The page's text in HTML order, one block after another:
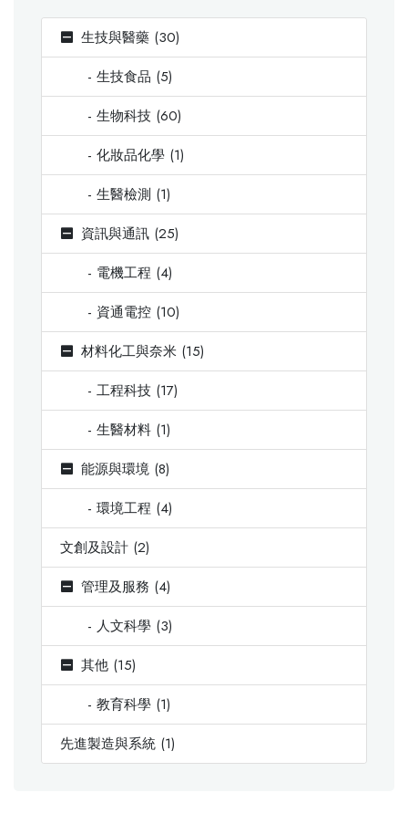
生技與醫藥 (30)
- 生技食品 (5)
- 生物科技 (60)
- 化妝品化學 (1)
- 生醫檢測 (1)
資訊與通訊 (25)
- 電機工程 (4)
- 資通電控 (10)
材料化工與奈米 (15)
- 工程科技 (17)
- 生醫材料 (1)
能源與環境 (8)
- 環境工程 (4)
文創及設計 (2)
管理及服務 (4)
- 人文科學 (3)
其他 (15)
- 教育科學 (1)
先進製造與系統 (1)